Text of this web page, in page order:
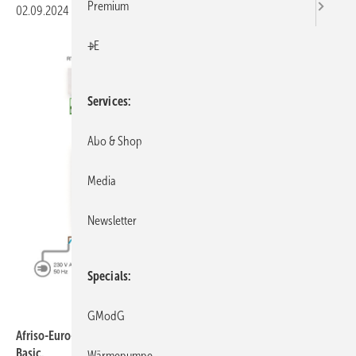
02.09.2024 Veröffentlicht in
Afriso-Euro-Index: Einzelraum-Temperaturregelung CosiTherm
Premium
+E
Services
Abo & Shop
Media
Newsletter
Specials
GModG